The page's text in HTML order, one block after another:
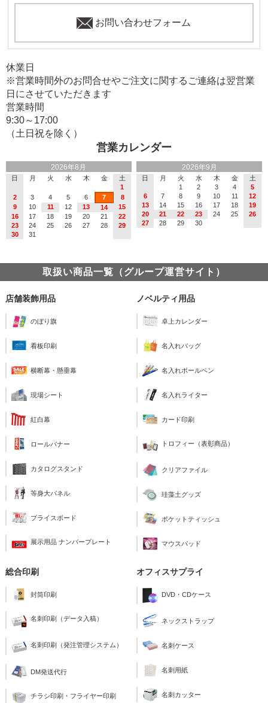
お問い合わせフォーム
営業カレンダー
2026年8月
日 月 火 水 木 金
土
1
2
3 4 5 6 7
8
9
10 11 12 13 14
15
16
17 18 19 20 21
22
23
24 25 26 27 28
29
30
31
2026年9月
日 月 火 水 木 金
土
1
2 3 4
5
6
7 8 9 10 11
12
13
14 15 16 17 18
19
20
21 22 23 24 25
26
27
28 29 30
休業日
※営業時間外のお問合せやご注文に関するご連絡は翌営業
日にさせていただきます
営業時間
9:30～17:00
（土日祝を除く）
取扱い商品一覧（グループ運営サイト）
店舗装飾用品
のぼり旗
看板印刷
横断幕・懸垂幕
現場シート
紅白幕
ロールバナー
カタログスタンド
等身大パネル
プライスボード
展示用品 ナンバープレート
ノベルティ用品
卓上カレンダー
名入れバッグ
名入れボールペン
名入れライター
カード印刷
トロフィー（表彰商品）
クリアファイル
珪藻土グッズ
ポケットティッシュ
マウスパッド
総合印刷
封筒印刷
名刺印刷（データ入稿）
名刺印刷（発注管理システム）
DM発送代行
チラシ印刷・フライヤー印刷
オフィスサプライ
DVD・CDケース
ネックストラップ
名刺ケース
名刺用紙
名刺カッター